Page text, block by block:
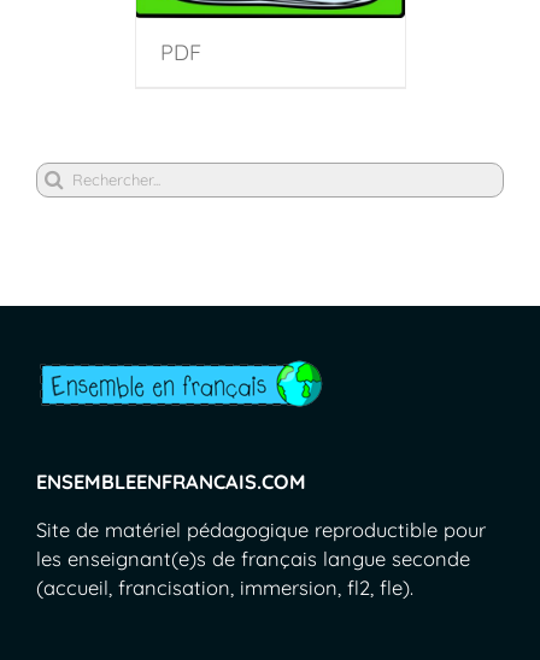
PDF
Rechercher
ENSEMBLEENFRANCAIS.COM
Site de matériel pédagogique reproductible pour
les enseignant(e)s de français langue seconde
(accueil, francisation, immersion, fl2, fle).